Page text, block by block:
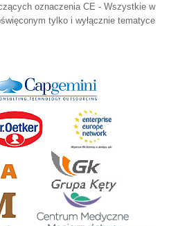
oznaczenia CE - Wszystkie w
tylko i wyłącznie tematyce